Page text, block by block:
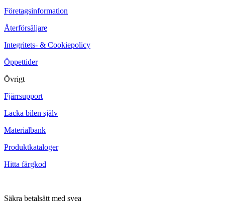
Företagsinformation
Återförsäljare
Integritets- & Cookiepolicy
Öppettider
Övrigt
Fjärrsupport
Lacka bilen själv
Materialbank
Produktkataloger
Hitta färgkod
Säkra betalsätt med svea